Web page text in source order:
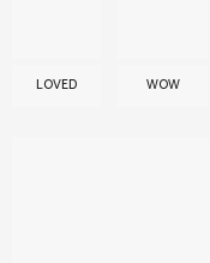
LOVED WOW